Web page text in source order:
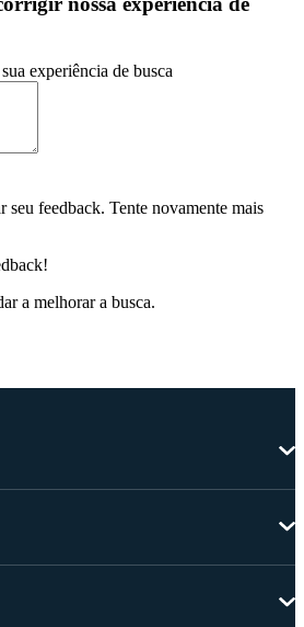
experiência de busca
seu feedback. Tente novamente mais
a melhorar a busca.